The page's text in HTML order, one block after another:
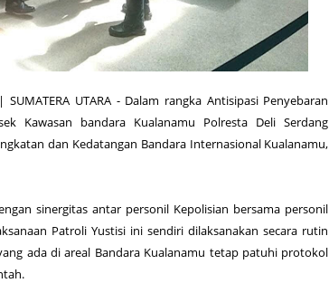
SUMATERA UTARA - Dalam rangka Antisipasi Penyebaran
Kawasan bandara Kualanamu Polresta Deli Serdang
dan Kedatangan Bandara Internasional Kualanamu,
sinergitas antar personil Kepolisian bersama personil
Patroli Yustisi ini sendiri dilaksanakan secara rutin
ada di areal Bandara Kualanamu tetap patuhi protokol